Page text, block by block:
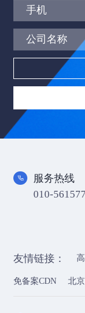
服务热线
010-
友情链接：
免备案CDN 北